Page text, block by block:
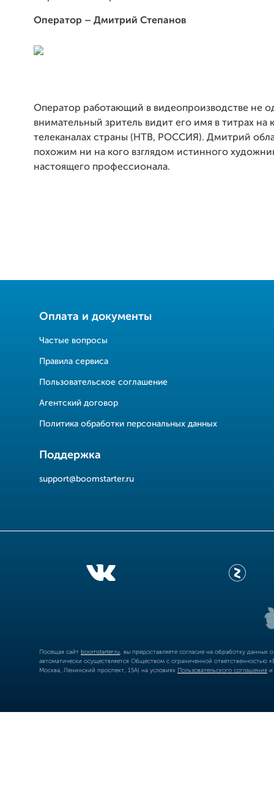
Оператор – Дмитрий Степанов
Оператор работающий в видеопроизводстве не
внимательный зритель видит его имя в титрах на
телеканалах страны (НТВ, РОССИЯ). Дмитрий
похожим ни на кого взглядом истинного
настоящего профессионала.
Оплата и документы
Частые вопросы
Правила сервиса
Пользовательское соглашение
Агентский договор
Политика обработки персональных данных
Поддержка
support@boomstarter.ru
Посещая сайт boomstarter.ru , вы предоставляете согласие на обработку
автоматически осуществляется Обществом с ограниченной
Москва, Ленинский проспект, 15А) на условиях Пользовательского соглашения и